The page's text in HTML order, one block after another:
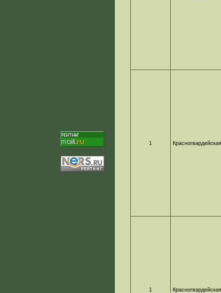
1 Красногвардейская
1 Красногвардейская